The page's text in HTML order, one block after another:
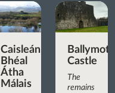
Caisleán
Bhéal
Átha
Málais
Ballymote
Castle
The
remains